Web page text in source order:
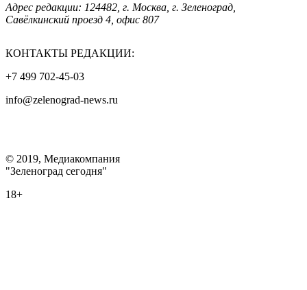
Адрес редакции: 124482, г. Москва, г. Зеленоград,
Савёлкинский проезд 4, офис 807
КОНТАКТЫ РЕДАКЦИИ:
+7 499 702-45-03
info@zelenograd-news.ru
© 2019, Медиакомпания
"Зеленоград сегодня"
18+